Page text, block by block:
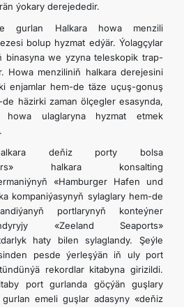
ýokary derejededir.
gurlan Halkara howa menzili
bolup hyzmat edýär. Ýolagçylar
binasyna we yzyna teleskopik trap-
Howa menziliniň halkara derejesini
enjamlar hem-de täze uçuş-gonuş
häzirki zaman ölçegler esasynda,
ulaglaryna hyzmat etmek
Halkara deňiz porty bolsa
halkara konsalting
«Hamburger Hafen und
kompaniýasynyň sylaglary hem-de
portlarynyň konteýner
«Zeeland Seaports»
haty bilen sylaglandy. Şeýle
pesde ýerleşýän iň uly port
rekordlar kitabyna girizildi.
port gurlanda göçýän guşlary
emeli guşlar adasyny «deňiz